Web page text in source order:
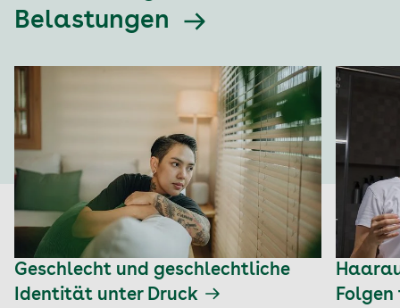
Belastungen
Geschlecht und geschlechtliche
Identität unter Druck